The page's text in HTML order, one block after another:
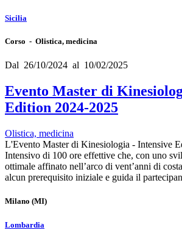
Sicilia
Corso - Olistica, medicina
Dal 26/10/2024 al 10/02/2025
Evento Master di
Edition 2024-2025
Olistica, medicina
L'Evento Master di Kinesiologia - Intensive
Intensivo di 100 ore effettive che, con uno
ottimale affinato nell’arco di vent’anni di
alcun prerequisito iniziale e guida il
Milano (MI)
Lombardia